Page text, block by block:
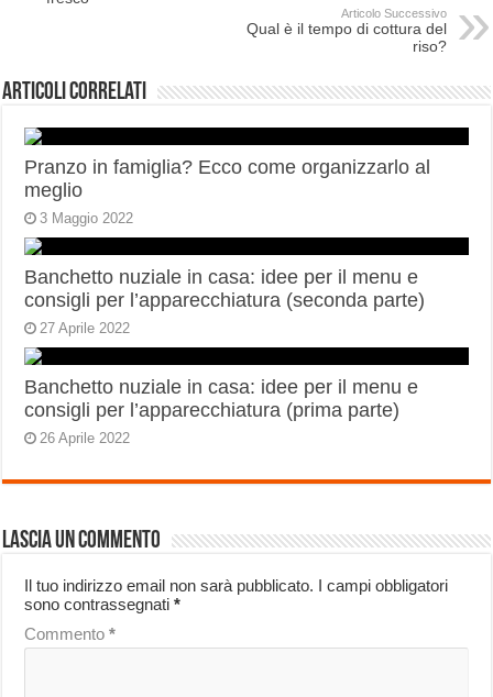
Articolo Successivo
Qual è il tempo di cottura del
riso?
Articoli correlati
Pranzo in famiglia? Ecco come organizzarlo al
meglio
3 Maggio 2022
Banchetto nuziale in casa: idee per il menu e
consigli per l’apparecchiatura (seconda parte)
27 Aprile 2022
Banchetto nuziale in casa: idee per il menu e
consigli per l’apparecchiatura (prima parte)
26 Aprile 2022
Lascia un commento
Il tuo indirizzo email non sarà pubblicato. I campi obbligatori
sono contrassegnati*
Commento*